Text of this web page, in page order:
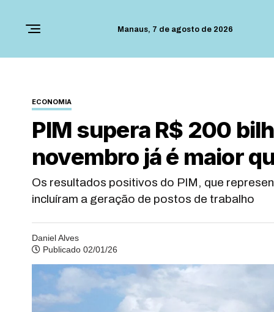
Manaus, 7 de agosto de 2026
ECONOMIA
PIM supera R$ 200
novembro já é maior
Os resultados positivos do PIM, que
incluíram a geração de postos de trabalho
Daniel Alves
Publicado 02/01/26